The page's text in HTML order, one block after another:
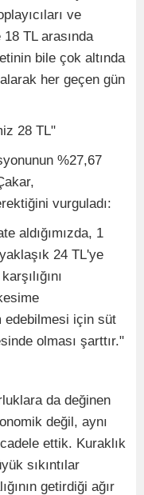
ve
TL arasında
bile çok altında
her geçen gün
28 TL"
%27,67
vurguladı:
aldığımızda, 1
24 TL'ye
edebilmesi için süt
olması şarttır."
da değinen
değil, aynı
ettik. Kuraklık
sıkıntılar
getirdiği ağır